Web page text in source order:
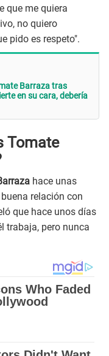
que me quiera
no quiero
pido es respeto".
Barraza tras
en su cara, debería
Tomate
hace unas
relación con
que hace unos días
trabaja, pero nunca